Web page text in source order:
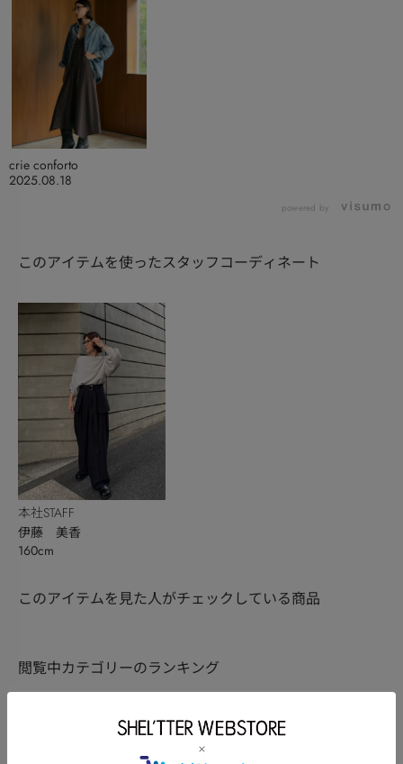
2025.08.18
crie conforto
powered by
このアイテムを使ったスタッフコーディネート
本社STAFF
伊藤 美香
160cm
このアイテムを見た人がチェックしている商品
閲覧中カテゴリーのランキング
TOPICS